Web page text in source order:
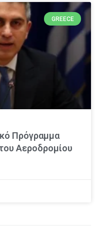
GREECE
Πρόγραμμα
Αεροδρομίου